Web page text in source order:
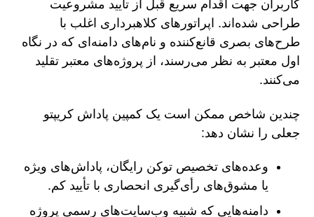
کاربران جهت اقدام سریع قبل از تأیید مشروعیت
طراحی شده‌اند. اپراتورهای کلاهبرداری اغلب با
طرح‌های بصری قانع‌کننده و نام‌های دامنه‌ای که در نگاه
اول معتبر به نظر می‌رسند، از پروژه‌های معتبر تقلید
می‌کنند.
چندین شاخص ممکن است یک کمپین پاداش کریپتو
جعلی را نشان دهد:
وعده‌های تخصیص توکن رایگان، پاداش‌های ویژه
یا مشوق‌های رأی‌گیری انحصاری با تأیید کم.
دامنه‌هایی که شبیه وب‌سایت‌های رسمی پروژه